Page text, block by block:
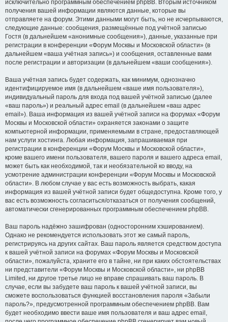
исключительно программным обеспечением phpBB. Вторым источником
получения вашей информации являются данные, которые вы
отправляете на форум. Этими данными могут быть, но не исчерпываются,
следующие данные: сообщения, размещённые под учётной записью
Гостя (в дальнейшем «анонимные сообщения»), данные, указанные при
регистрации в конференции «Форум Москвы и Московской области» (в
дальнейшем «ваша учётная запись») и сообщения, оставленные вами
после регистрации и авторизации (в дальнейшем «ваши сообщения»).
Ваша учётная запись будет содержать, как минимум, однозначно
идентифицируемое имя (в дальнейшем «ваше имя пользователя»),
индивидуальный пароль для входа под вашей учётной записью (далее
«ваш пароль») и реальный адрес email (в дальнейшем «ваш адрес
email»). Ваша информация из вашей учётной записи на форумах «Форум
Москвы и Московской области» охраняется законами о защите
компьютерной информации, применяемыми в стране, предоставляющей
нам услуги хостинга. Любая информация, запрашиваемая при
регистрации в конференции «Форум Москвы и Московской области»,
кроме вашего имени пользователя, вашего пароля и вашего адреса email,
может быть как необходимой, так и необязательной ко вводу, на
усмотрение администрации конференции «Форум Москвы и Московской
области». В любом случае у вас есть возможность выбрать, какая
информация из вашей учётной записи будет общедоступна. Кроме того, у
вас есть возможность согласиться/отказаться от получения сообщений,
автоматически сгенерированных программным обеспечением phpBB.
Ваш пароль надёжно зашифрован (односторонним хэшированием).
Однако не рекомендуется использовать этот же самый пароль,
регистрируясь на других сайтах. Ваш пароль является средством доступа
к вашей учётной записи на форумах «Форум Москвы и Московской
области», пожалуйста, храните его в тайне, ни при каких обстоятельствах
ни представители «Форум Москвы и Московской области», ни phpBB
Limited, ни другое третье лицо не вправе спрашивать ваш пароль. В
случае, если вы забудете ваш пароль к вашей учётной записи, вы
сможете воспользоваться функцией восстановления пароля «Забыли
пароль?», предусмотренной программным обеспечением phpBB. Вам
будет необходимо ввести ваше имя пользователя и ваш адрес email,